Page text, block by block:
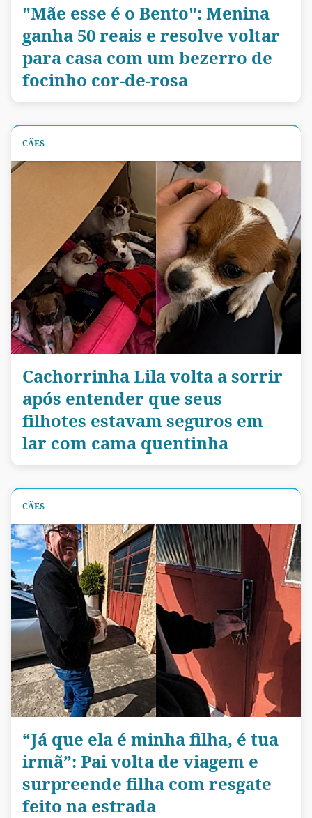
"Mãe esse é o Bento": Menina
ganha 50 reais e resolve voltar
para casa com um bezerro de
focinho cor-de-rosa
CÃES
Cachorrinha Lila volta a sorrir
após entender que seus
filhotes estavam seguros em
lar com cama quentinha
CÃES
“Já que ela é minha filha, é tua
irmã”: Pai volta de viagem e
surpreende filha com resgate
feito na estrada